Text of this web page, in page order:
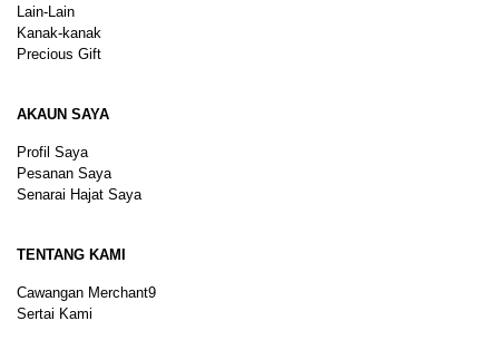
Lain-Lain
Kanak-kanak
Precious Gift
AKAUN SAYA
Profil Saya
Pesanan Saya
Senarai Hajat Saya
TENTANG KAMI
Cawangan Merchant9
Sertai Kami